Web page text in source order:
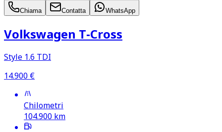
Chiama Contatta WhatsApp
Volkswagen T‑Cross
Style 1.6 TDI
14.900 €
Chilometri
104.900 km